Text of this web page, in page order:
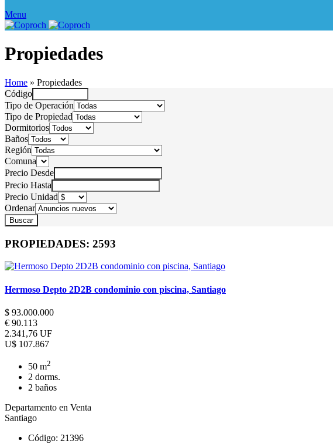
Menu
Propiedades
Home » Propiedades
Código
Tipo de Operación
Tipo de Propiedad
Dormitorios
Baños
Región
Comuna
Precio Desde
Precio Hasta
Precio Unidad
Ordenar
PROPIEDADES: 2593
Hermoso Depto 2D2B condominio con piscina, Santiago
$ 93.000.000
€ 90.113
2.341,76 UF
U$ 107.867
50 m2
2 dorms.
2 baños
Departamento en Venta
Santiago
Código: 21396